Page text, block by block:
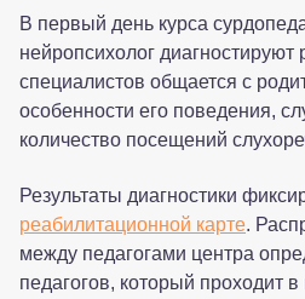
В первый день курса
нейропсихолог
специалистов общается с
особенности его поведения,
количество посещений
Результаты диагностики
реабилитационной карте.
между педагогами центра
педагогов, который проходит